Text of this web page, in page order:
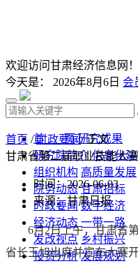
欢迎访问甘肃经济信息网！
今天是： 2026年8月6日 会
首 页 研究成果
研究院简介 信息化
组织机构 高质量发展
院务动态 甘肃招标
时政要闻 数字经济
经济动态 一带一路
发改视点 乡村振兴
投资分析 发展规划
首页 /时政要闻/ 正文
甘肃省第二届职业技能大
时间：2026-06-03
来源：甘肃日报
6月2日上午，甘肃省
省长王旭出席并宣布大赛开